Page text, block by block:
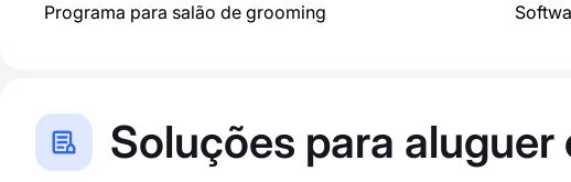
Programa para salão de grooming
Soluções para